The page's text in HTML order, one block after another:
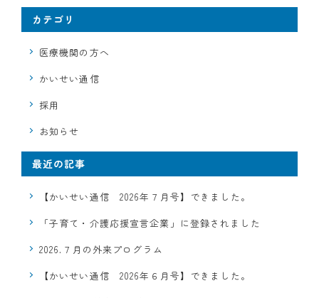
カテゴリ
医療機関の方へ
かいせい通信
採用
お知らせ
最近の記事
【かいせい通信 2026年７月号】できました。
「子育て・介護応援宣言企業」に登録されました
2026.７月の外来プログラム
【かいせい通信 2026年６月号】できました。